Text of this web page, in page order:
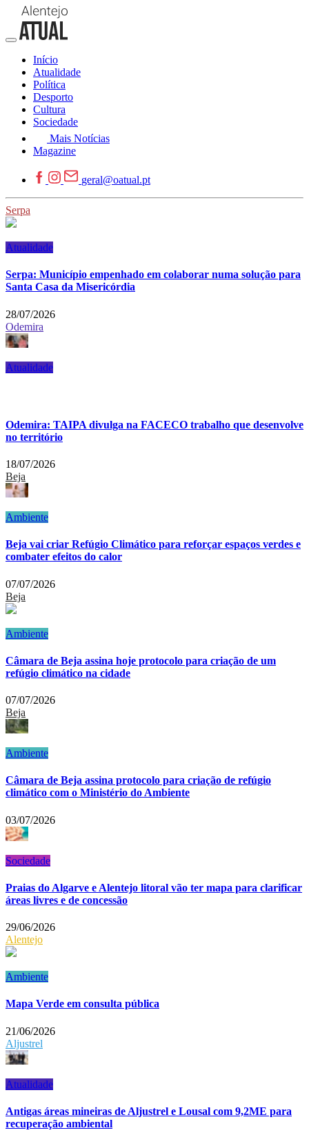
Início
Atualidade
Política
Desporto
Cultura
Sociedade
Mais Notícias
Magazine
geral@oatual.pt
Serpa
Atualidade
Serpa: Município empenhado em colaborar numa solução para
Santa Casa da Misericórdia
28/07/2026
Odemira
Atualidade
Odemira: TAIPA divulga na FACECO trabalho que desenvolve
no território
18/07/2026
Beja
Ambiente
Beja vai criar Refúgio Climático para reforçar espaços verdes e
combater efeitos do calor
07/07/2026
Beja
Ambiente
Câmara de Beja assina hoje protocolo para criação de um
refúgio climático na cidade
07/07/2026
Beja
Ambiente
Câmara de Beja assina protocolo para criação de refúgio
climático com o Ministério do Ambiente
03/07/2026
Sociedade
Praias do Algarve e Alentejo litoral vão ter mapa para clarificar
áreas livres e de concessão
29/06/2026
Alentejo
Ambiente
Mapa Verde em consulta pública
21/06/2026
Aljustrel
Atualidade
Antigas áreas mineiras de Aljustrel e Lousal com 9,2ME para
recuperação ambiental